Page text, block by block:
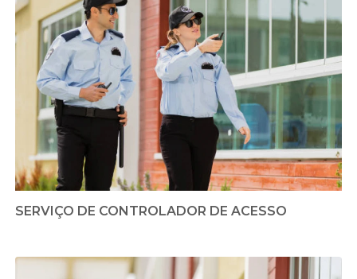
SERVIÇO DE CONTROLADOR DE ACESSO